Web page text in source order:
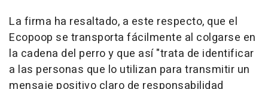
La firma ha resaltado, a este respecto, que el
Ecopoop se transporta fácilmente al colgarse en
la cadena del perro y que así "trata de identificar
a las personas que lo utilizan para transmitir un